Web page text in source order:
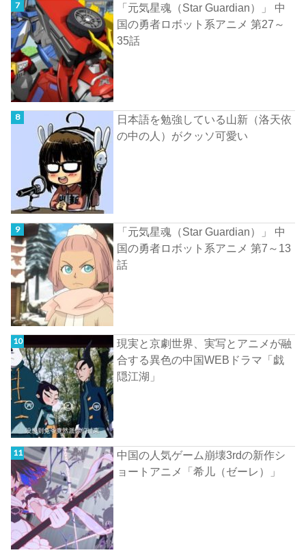
「元気星魂（Star Guardian）」 中
国の勇者ロボット系アニメ 第27～
35話
日本語を勉強している山新（洛天依
の中の人）がクッソ可愛い
「元気星魂（Star Guardian）」 中
国の勇者ロボット系アニメ 第7～13
話
現実と京劇世界、実写とアニメが融
合する異色の中国WEBドラマ「戯
隠江湖」
中国の人気ゲーム崩壊3rdの新作シ
ョートアニメ「希儿（ゼーレ）」